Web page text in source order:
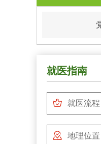
就医指南
就医流程
地理位置